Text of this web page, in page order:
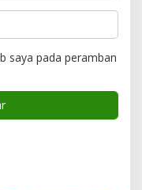
saya pada peramban